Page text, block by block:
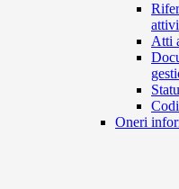
Atti
Oneri